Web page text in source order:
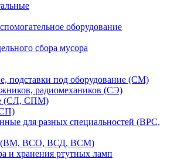
оборудование
сбора мусора
подставки под оборудование (СМ)
радиомехаников (СЭ)
(СЛ, СПМ)
для разных специальностей (ВРС,
(ВМ, ВСО, ВСД, ВСМ)
и хранения ртутных ламп